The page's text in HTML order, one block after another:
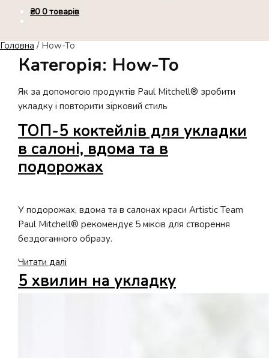
₴0 0 товарів
Головна / How-To
Категорія: How-To
Як за допомогою продуктів Paul Mitchell® зробити
укладку і повторити зірковий стиль
ТОП-5 коктейлів для укладки
в салоні, вдома та в
подорожах
У подорожах, вдома та в салонах краси Artistic Team
Paul Mitchell® рекомендує 5 міксів для створення
бездоганного образу.
Читати далі
коктейлів
для
5 хвилин на укладку